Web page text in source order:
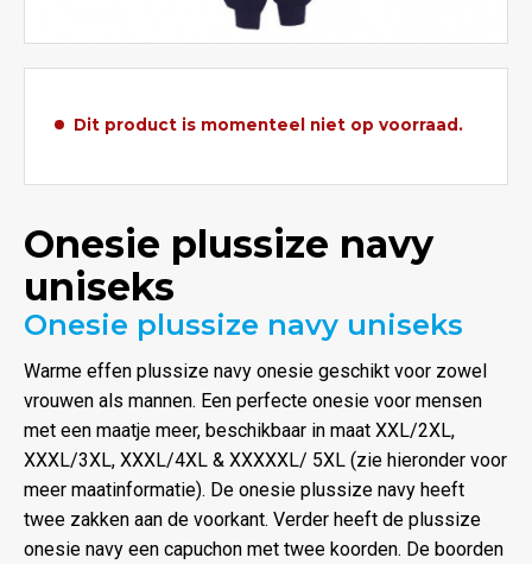
Dit product is momenteel niet op voorraad.
Onesie plussize navy
uniseks
Onesie plussize navy uniseks
Warme effen plussize navy onesie geschikt voor zowel
vrouwen als mannen. Een perfecte onesie voor mensen
met een maatje meer, beschikbaar in maat XXL/2XL,
XXXL/3XL, XXXL/4XL & XXXXXL/ 5XL (zie hieronder voor
meer maatinformatie). De onesie plussize navy heeft
twee zakken aan de voorkant. Verder heeft de plussize
onesie navy een capuchon met twee koorden. De boorden